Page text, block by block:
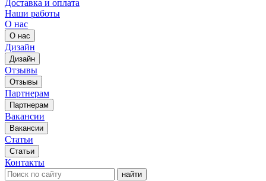
Доставка и оплата
Наши работы
О нас
О нас
Дизайн
Дизайн
Отзывы
Отзывы
Партнерам
Партнерам
Вакансии
Вакансии
Статьи
Статьи
Контакты
найти